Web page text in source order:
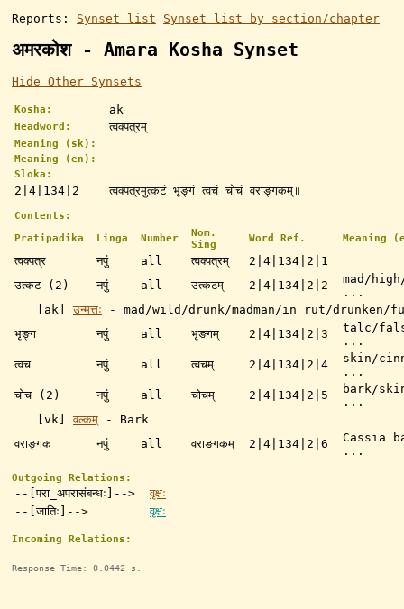
Reports: Synset list Synset list by section/chapter
अमरकोश - Amara Kosha Synset
Hide Other Synsets
Kosha: ak
Headword: त्वक्पत्रम्
Meaning (sk):
Meaning (en):
Sloka:
2|4|134|2 त्वक्पत्रमुत्कटं भृङ्गं त्वचं चोचं वराङ्गकम्॥
Contents:
Pratipadika
Linga Number
Nom.
Sing
Word Ref. Meaning
त्वक्पत्र नपुं all त्वक्पत्रम्
2|4|134|2|1
उत्कट (2)
नपुं all उत्कटम् 2|4|134|2|2
mad/
...
[ak]उन्मत्तः - mad/wild/drunk/madman/in rut/
भृङ्ग
नपुं all भृङगम् 2|4|134|2|3
talc/
...
त्वच
नपुं all त्वचम् 2|4|134|2|4
skin/
...
चोच (2)
नपुं all चोचम् 2|4|134|2|5
bark/
...
[vk]वल्कम् - Bark
वराङ्गक
नपुं all वराङगकम् 2|4|134|2|6
Cassia
...
Outgoing Relations:
--[परा_अपरासंबन्धः]-->
वृक्षः
--[जातिः]-->
वृक्षः
Incoming Relations:
Response Time: 0.0442 s.